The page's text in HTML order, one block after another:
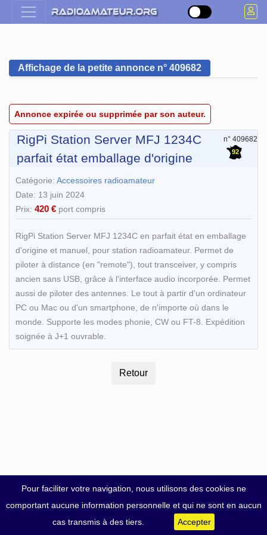
Pour faciliter votre navigation, nous utilisons des cookies ne
comportant aucune information personnelle et qui ne sont en aucun
cas transmis à des tiers.
Accepter
Affichage de la petite annonce n° 409682
Annonce expirée ou supprimée par son auteur.
RigPi Station Server MFJ 1234C
parfait état emballage d'origine
n° 409682
92
Catégorie: Accessoires radioamateur
Date: 13 juin 2024
Prix: 420 € port compris
RigPi Station Server MFJ 1234C en parfait état en emballage
d'origine et manuel, pour station radioamateur. Permet de
piloter à distance (en "remote"), tout transceiver, y compris
ancien sans USB, grâce à l'interface audio incorporée. Permet
aussi de piloter des antennes. Le tout à partir d'un ordinateur
PC ou Mac ou d'un smartphone, de n'importe où dans le
monde. Supporte les modes phonie, CW ou FT-8. Expédition
soignée à J+1 ouvrable.